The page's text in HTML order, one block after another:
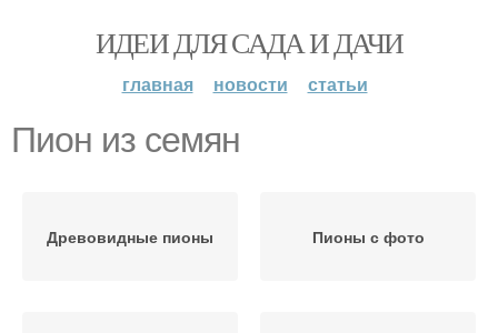
ИДЕИ ДЛЯ САДА И ДАЧИ
главная новости статьи
Пион из семян
Древовидные пионы Пионы с фото